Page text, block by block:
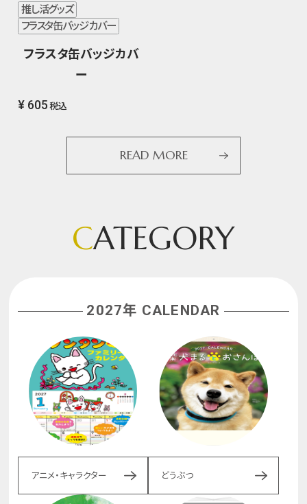
推し活グッズ
フラスタ缶バッジカバー
フラスタ缶バッジカバ
ー
¥ 605 税込
READ MORE
CATEGORY
2027年 CALENDAR
アニメ・キャラクター どうぶつ